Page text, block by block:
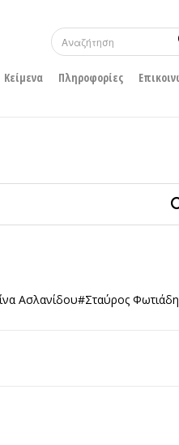
Κείμενα Πληροφορίες
Ασλανίδου#Σταύρος